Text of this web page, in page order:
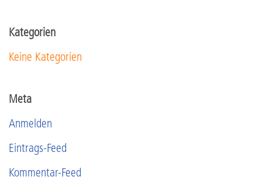
Kategorien
Keine Kategorien
Meta
Anmelden
Eintrags-Feed
Kommentar-Feed